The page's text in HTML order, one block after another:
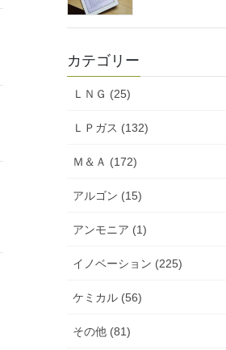
カテゴリー
ＬＮＧ (25)
ＬＰガス (132)
Ｍ＆Ａ (172)
アルゴン (15)
アンモニア (1)
イノベーション (225)
ケミカル (56)
その他 (81)